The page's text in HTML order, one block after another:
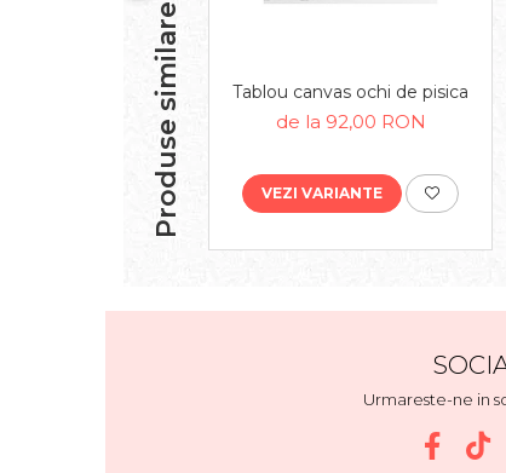
Produse similare Tablou canvas ochi de pisica
de la 92,00 RON
VEZI VARIANTE
Urmareste-ne in